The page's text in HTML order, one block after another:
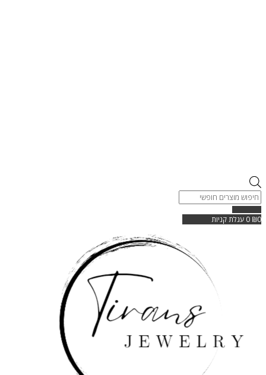
Products
search
₪0
0 עגלת קניות